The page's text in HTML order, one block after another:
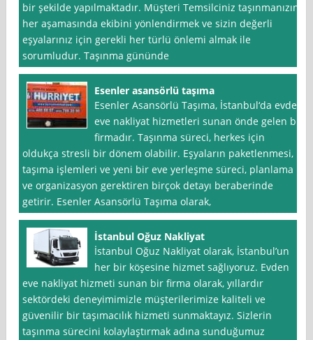
bir şekilde yapılmaktadır. Müşteri Temsilciniz taşınmanızın
her aşamasında ekibini yönlendirmek ve sizin değerli
eşyalarınız için gerekli her türlü önlemi almak ile
sorumludur. Taşınma gününde
Esenler asansörlü taşıma
Esenler Asansörlü Taşıma, İstanbul‘da evden
eve nakliyat hizmetleri sunan önde gelen bir
firmadır. Taşınma süreci, herkes için
oldukça stresli bir dönem olabilir. Eşyaların paketlenmesi,
taşıma işlemleri ve yeni bir eve yerleşme süreci, planlama
ve organizasyon gerektiren birçok detayı beraberinde
getirir. Esenler Asansörlü Taşıma olarak,
İstanbul Oğuz Nakliyat
İstanbul Oğuz Nakliyat olarak, İstanbul’un
her bir köşesine hizmet sağlıyoruz. Evden
eve nakliyat hizmeti sunan bir firma olarak, yıllardır
sektördeki deneyimimizle müşterilerimize kaliteli ve
güvenilir bir taşımacılık hizmeti sunmaktayız. Sizlerin
taşınma sürecini kolaylaştırmak adına sunduğumuz